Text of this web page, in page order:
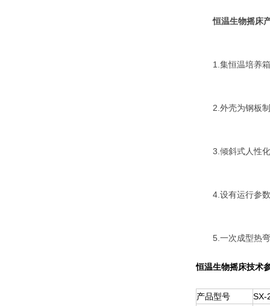
恒温生物摇床
1.集恒温培养箱
2.外壳为钢板制
3.倾斜式人性化
4.设有运行参数
5.一次成型热弯
恒温生物摇床技术
产品型号
SX-